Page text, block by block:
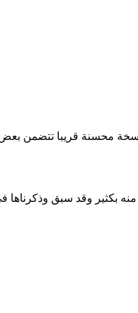
قريبا تتضمن بعض
بكثير وقد سبق وذكرناها